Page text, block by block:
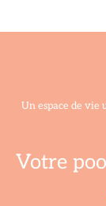
Un espace de vie
Votre